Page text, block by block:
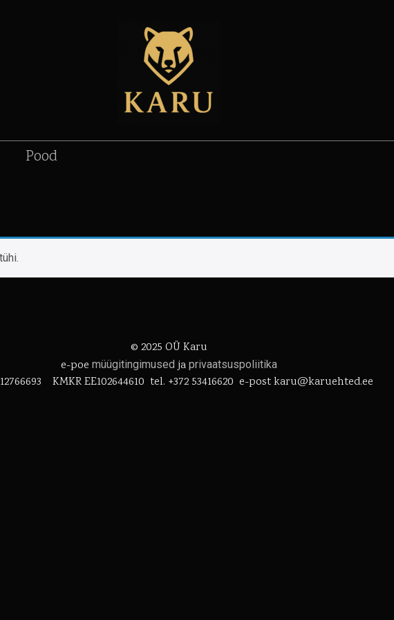
Pood
© 2025 OÜ Karu
e-poe müügitingimused ja privaatsuspoliitika
KMKR EE102644610 tel. +372 53416620 e-post karu@karuehted.ee